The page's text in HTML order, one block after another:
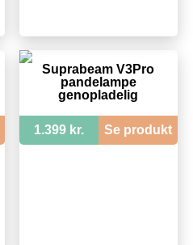
Suprabeam V3Pro
pandelampe
genopladelig
1.399 kr. Se produkt